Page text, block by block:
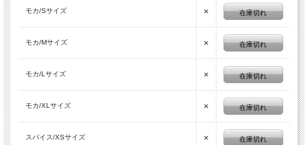
モカ/Sサイズ × 在庫切れ
モカ/Mサイズ × 在庫切れ
モカ/Lサイズ × 在庫切れ
モカ/XLサイズ × 在庫切れ
スパイス/XSサイズ × 在庫切れ